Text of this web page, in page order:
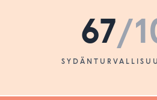
67/